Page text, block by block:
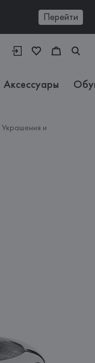
Перейти
Аксессуары
Украшения и